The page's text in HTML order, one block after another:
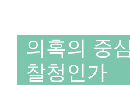
의혹의 중
찰청인가